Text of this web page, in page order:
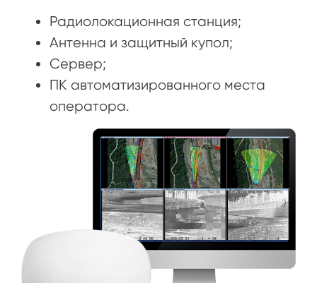
Радиолокационная станция;
Антенна и защитный купол;
Сервер;
ПК автоматизированного места
оператора.